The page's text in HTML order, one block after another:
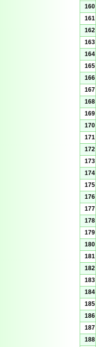
160
161
162
163
164
165
166
167
168
169
170
171
172
173
174
175
176
177
178
179
180
181
182
183
184
185
186
187
188